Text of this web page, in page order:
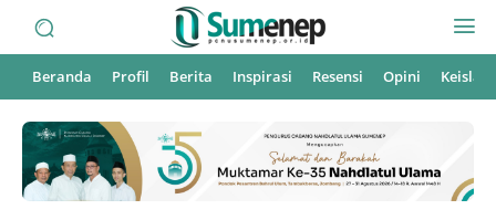
Beranda Profil Berita Inspirasi Resensi Opini